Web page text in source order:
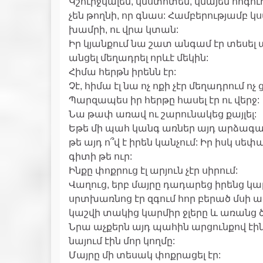
չեն թողնի, որ գնաս: Համբերությամբ
խամրի, ու վրա կտան:
Իր կյանքում նա շատ անգամ էր տեսել
անցել մեղադրել որևէ մեկին:
Հիմա հերթն իրենն էր:
Չէ, հիմա էլ նա ոչ ոքի չէր մեղադրում
Պարզապես իր հերթը հասել էր ու վերջ:
Նա թափ առավ ու շարունակեց քայլել:
Եթե մի պահ կանգ առներ այդ
թե այդ ո՞վ է իրեն կանչում: Իր իսկ
գիտի թե ուր:
Ինքը փոքրուց էլ արյուն չէր սիրում:
Վաղուց, երբ մայրը դադարեց իրենց
սրտխառնոց էր զգում հոր բերած մսի
կաշվի տակից կարմիր ջլերը և առանց
Նրա աչքերն այդ պահին արցունքով
նայում էին մոր կողմը:
Մայրը մի տեսակ փոքրացել էր: